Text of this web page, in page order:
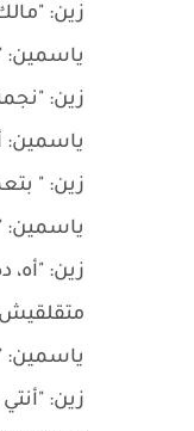
زين:
ياسمين:
زين:
ياسمين:
زين: "
ياسمين:
زين:
ياسمين:
زين: